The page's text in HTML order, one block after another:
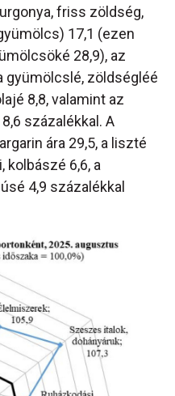
friss zöldség,
17,1 (ezen
28,9), az
gyümölcslé, zöldségléé
8,8, valamint az
százalékkal. A
ára 29,5, a liszté
kolbászé 6,6, a
4,9 százalékkal